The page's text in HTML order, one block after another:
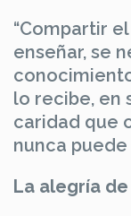
“Compartir
enseñar, se
lo recibe, en
caridad que
nunca puede
La alegría